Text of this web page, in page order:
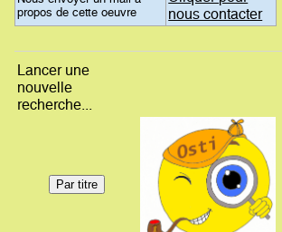
propos de cette oeuvre
nous contacter
Lancer une
nouvelle
recherche...